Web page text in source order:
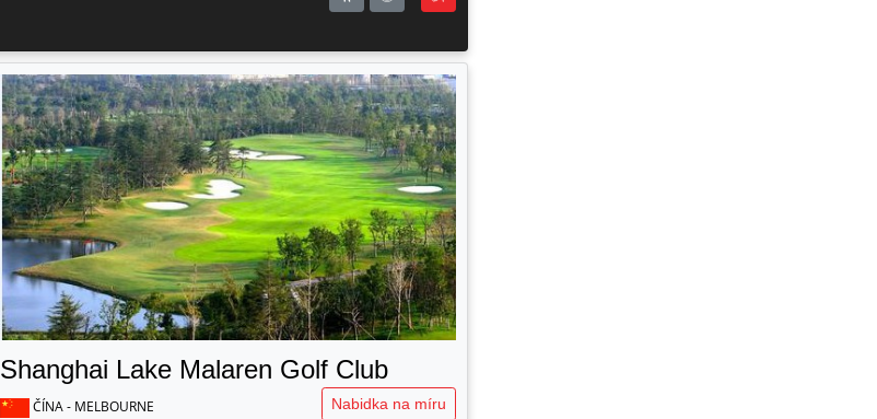
Shanghai Lake Malaren Golf Club
Nabidka na míru
ČÍNA - MELBOURNE